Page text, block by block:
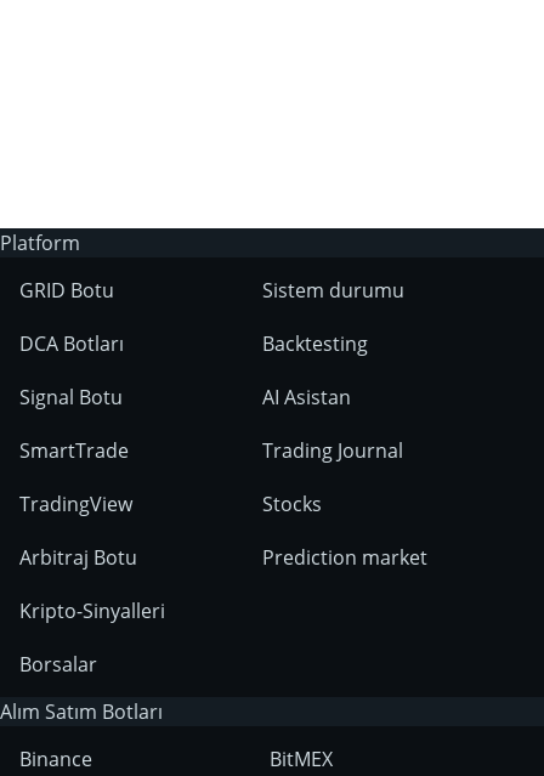
Platform
GRID Botu
DCA Botları
Signal Botu
SmartTrade
TradingView
Arbitraj Botu
Kripto-Sinyalleri
Borsalar
Sistem durumu
Backtesting
AI Asistan
Trading Journal
Stocks
Prediction market
Alım Satım Botları
Binance
BitMEX